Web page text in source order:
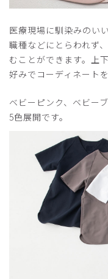
医療現場に馴染みのい
職種などにとらわれず
むことができます。上
好みでコーディネート
ベビーピンク、ベビー
5色展開です。